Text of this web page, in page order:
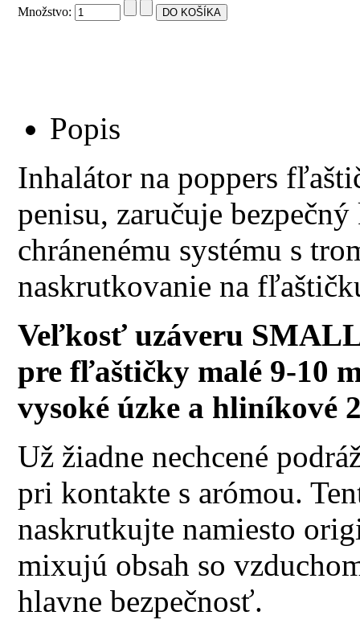
Množstvo:
Popis
Inhalátor na poppers
penisu, zaručuje
chránenému systému s
naskrutkovanie na
Veľkosť uzáveru
pre fľaštičky malé 9-10
vysoké úzke a hliníkové
Už žiadne nechcené
pri kontakte s arómou.
naskrutkujte namiesto
mixujú obsah so
hlavne bezpečnosť.